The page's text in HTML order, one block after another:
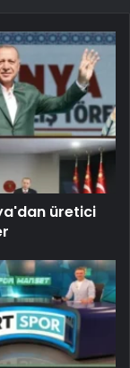
üretici